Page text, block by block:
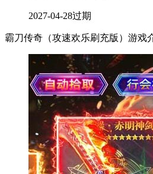
2027-04-28过期
霸刀传奇（攻速欢乐刷充版）游戏